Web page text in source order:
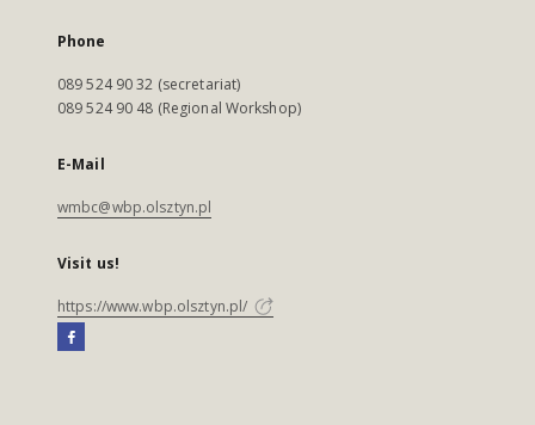
Phone
089 524 90 32 (secretariat)
089 524 90 48 (Regional Workshop)
E-Mail
wmbc@wbp.olsztyn.pl
Visit us!
https://www.wbp.olsztyn.pl/